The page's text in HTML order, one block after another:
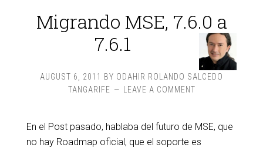
Migrando MSE, 7.6.0 a
7.6.1
AUGUST 6, 2011 BY ODAHIR ROLANDO SALCEDO
TANGARIFE
LEAVE A COMMENT
En el Post pasado, hablaba del futuro de MSE, que
no hay Roadmap oficial, que el soporte es